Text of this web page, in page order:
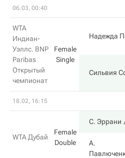
06.03, 00:40
WTA
Индиан-
Уэллс. BNP
Paribas
Открытый
чемпионат
Female
Single
Надежда
Сильвия
18.02, 16:15
WTA Дубай
Female
Double
С. Эррани
А.